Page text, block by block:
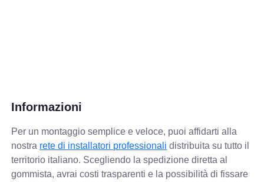
Informazioni
Per un montaggio semplice e veloce, puoi affidarti alla
nostra rete di installatori professionali distribuita su tutto il
territorio italiano. Scegliendo la spedizione diretta al
gommista, avrai costi trasparenti e la possibilità di fissare